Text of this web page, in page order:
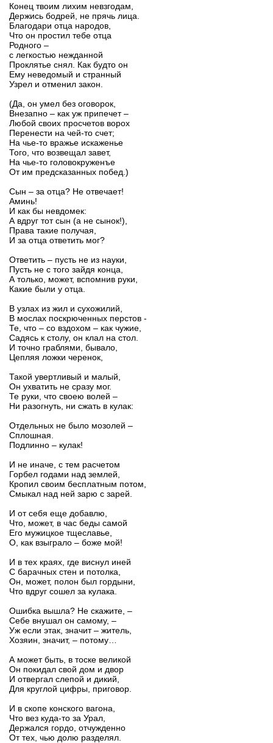
Конец твоим лихим невзгодам,
Держись бодрей, не прячь лица.
Благодари отца народов,
Что он простил тебе отца
Родного –
с легкостью нежданной
Проклятье снял. Как будто он
Ему неведомый и странный
Узрел и отменил закон.
(Да, он умел без оговорок,
Внезапно – как уж припечет –
Любой своих просчетов ворох
Перенести на чей-то счет;
На чье-то вражье искаженье
Того, что возвещал завет,
На чье-то головокруженъе
От им предсказанных побед.)
Сын – за отца? Не отвечает!
Аминь!
И как бы невдомек:
А вдруг тот сын (а не сынок!),
Права такие получая,
И за отца ответить мог?
Ответить – пусть не из науки,
Пусть не с того зайдя конца,
А только, может, вспомнив руки,
Какие были у отца.
В узлах из жил и сухожилий,
В мослах поскрюченных перстов -
Те, что – со вздохом – как чужие,
Садясь к столу, он клал на стол.
И точно граблями, бывало,
Цепляя ложки черенок,
Такой увертливый и малый,
Он ухватить не сразу мог.
Те руки, что своею волей –
Ни разогнуть, ни сжать в кулак:
Отдельных не было мозолей –
Сплошная.
Подлинно – кулак!
И не иначе, с тем расчетом
Горбел годами над землей,
Кропил своим бесплатным потом,
Смыкал над ней зарю с зарей.
И от себя еще добавлю,
Что, может, в час беды самой
Его мужицкое тщеславье,
О, как взыграло – боже мой!
И в тех краях, где виснул иней
С барачных стен и потолка,
Он, может, полон был гордыни,
Что вдруг сошел за кулака.
Ошибка вышла? Не скажите, –
Себе внушал он самому, –
Уж если этак, значит – житель,
Хозяин, значит, – потому…
А может быть, в тоске великой
Он покидал свой дом и двор
И отвергал слепой и дикий,
Для круглой цифры, приговор.
И в скопе конского вагона,
Что вез куда-то за Урал,
Держался гордо, отчужденно
От тех, чью долю разделял.